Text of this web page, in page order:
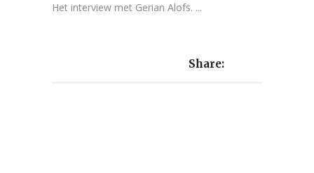
Het interview met Gerian Alofs. ...
Share: